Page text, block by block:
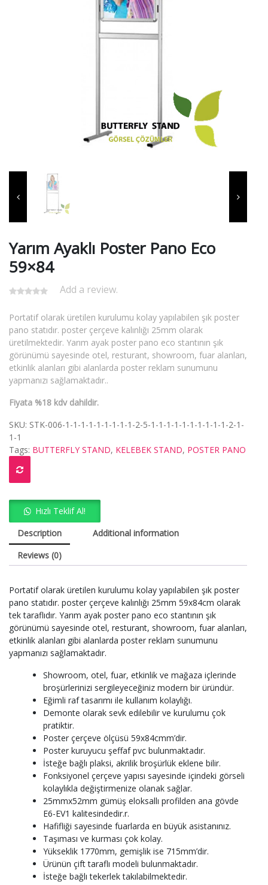
Yarım Ayaklı Poster Pano Eco
59×84
Add a review.
Portatif olarak üretilen kurulumu kolay yapılabilen şık poster
pano statıdır. poster çerçeve kalınlığı 25mm olarak
üretilmektedir. Yarım ayak poster pano eco stantının şık
görünümü sayesinde otel, resturant, showroom, fuar alanları,
etkinlik alanları gibi alanlarda poster reklam sunumunu
yapmanızı sağlamaktadır..
Fiyata %18 kdv dahildir.
SKU: STK-006-1-1-1-1-1-1-1-1-1-2-5-1-1-1-1-1-1-1-1-1-1-2-1-
1-1
Tags: BUTTERFLY STAND, KELEBEK STAND, POSTER PANO
Hızlı Teklif Al!
Description
Additional information
Reviews (0)
Portatif olarak üretilen kurulumu kolay yapılabilen şık poster
pano statıdır. poster çerçeve kalınlığı 25mm 59x84cm olarak
tek taraflıdır. Yarım ayak poster pano eco stantının şık
görünümü sayesinde otel, resturant, showroom, fuar alanları,
etkinlik alanları gibi alanlarda poster reklam sunumunu
yapmanızı sağlamaktadır.
Showroom, otel, fuar, etkinlik ve mağaza içlerinde
broşürlerinizi sergileyeceğiniz modern bir üründür.
Eğimli raf tasarımı ile kullanım kolaylığı.
Demonte olarak sevk edilebilir ve kurulumu çok
pratiktir.
Poster çerçeve ölçüsü 59x84cmm’dir.
Poster kuruyucu şeffaf pvc bulunmaktadır.
İsteğe bağlı plaksi, akrilik broşürlük eklene bilir.
Fonksiyonel çerçeve yapısı sayesinde içindeki görseli
kolaylıkla değiştirmenize olanak sağlar.
25mmx52mm gümüş eloksallı profilden ana gövde
E6-EV1 kalitesindedir.r.
Hafifliği sayesinde fuarlarda en büyük asistanınız.
Taşıması ve kurması çok kolay.
Yükseklik 1770mm, gemişlik ise 715mm’dir.
Ürünün çift taraflı modeli bulunmaktadır.
İsteğe bağlı tekerlek takılabilmektedir.